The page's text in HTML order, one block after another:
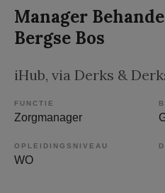
Manager
Bergse Bos
iHub, via Derks &
FUNCTIE
Zorgmanager
OPLEIDINGSNIVEAU
WO